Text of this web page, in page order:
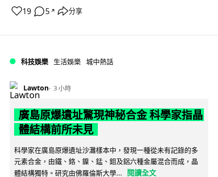
19 5 ↗ 分享
科技娛樂 生活娛樂 城中熱話
Lawton 3 小時
廣島原爆遺址驚現神秘合金 科學家指晶
體結構前所未見
科學家在廣島原爆遺址沙灘樣本中，發現一種從未有記錄的多
元素合金，由鐵、鉻、鎳、錳、鉬及鋁六種金屬混合而成，晶
體結構獨特。研究由佛羅倫斯大學...
閱讀全文